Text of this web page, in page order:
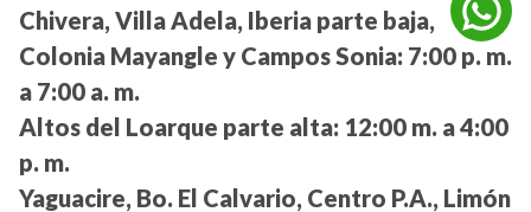
Chivera, Villa Adela, Iberia parte baja,
Colonia Mayangle y Campos Sonia: 7:00 p. m.
a 7:00 a. m.
Altos del Loarque parte alta: 12:00 m. a 4:00
p. m.
Yaguacire, Bo. El Calvario, Centro P.A., Limón